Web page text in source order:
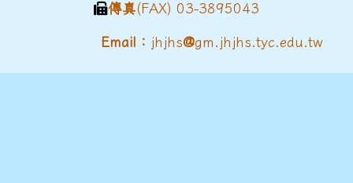
傳真(FAX) 03-3895043
Email： jhjhs@gm.jhjhs.tyc.edu.tw